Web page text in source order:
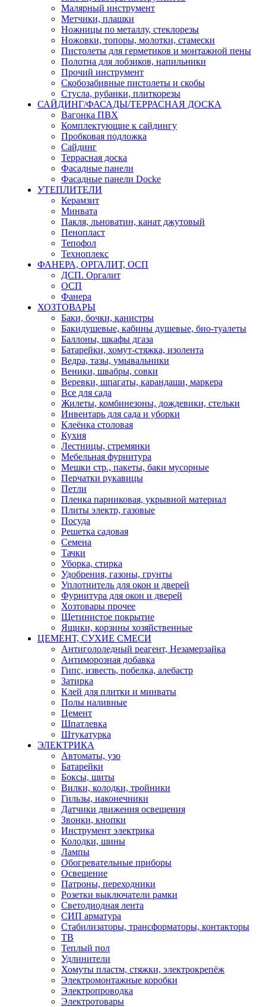
Малярный инструмент
Метчики, плашки
Ножницы по металлу, стеклорезы
Ножовки, топоры, молотки, стамески
Пистолеты для герметиков и монтажной пены
Полотна для лобзиков, напильники
Прочий инструмент
Скобозабивные пистолеты и скобы
Стусла, рубанки, плиткорезы
САЙДИНГ/ФАСАДЫ/ТЕРРАСНАЯ ДОСКА
Вагонка ПВХ
Комплектующие к сайдингу
Пробковая подложка
Сайдинг
Террасная доска
Фасадные панели
Фасадные панели Docke
УТЕПЛИТЕЛИ
Керамзит
Минвата
Пакля, льноватин, канат джутовый
Пенопласт
Тепофол
Техноплекс
ФАНЕРА, ОРГАЛИТ, ОСП
ДСП. Оргалит
ОСП
Фанера
ХОЗТОВАРЫ
Баки, бочки, канистры
Бакидушевые, кабины душевые, био-туалеты
Баллоны, шкафы дгаза
Батарейки, хомут-стяжка, изолента
Ведра, тазы, умывальники
Веники, швабры, совки
Веревки, шпагаты, карандаши, маркера
Все для сада
Жилеты, комбинезоны, дождевики, стельки
Инвентарь для сада и уборки
Клеёнка столовая
Кухня
Лестницы, стремянки
Мебельная фурнитура
Мешки стр., пакеты, баки мусорные
Перчатки рукавицы
Петли
Пленка парниковая, укрывной материал
Плиты электр, газовые
Посуда
Решетка садовая
Семена
Тачки
Уборка, стирка
Удобрения, газоны, грунты
Уплотнитель для окон и дверей
Фурнитура для окон и дверей
Хозтовары прочее
Щетинистое покрытие
Ящики, корзины хозяйственные
ЦЕМЕНТ, СУХИЕ СМЕСИ
Антигололедный реагент, Незамерзайка
Антиморозная добавка
Гипс, известь, побелка, алебастр
Затирка
Клей для плитки и минваты
Полы наливные
Цемент
Шпатлевка
Штукатурка
ЭЛЕКТРИКА
Автоматы, узо
Батарейки
Боксы, щиты
Вилки, колодки, тройники
Гильзы, наконечники
Датчики движения освещения
Звонки, кнопки
Инструмент электрика
Колодки, шины
Лампы
Обогревательные приборы
Освещение
Патроны, переходники
Розетки выключатели рамки
Светодиодная лента
СИП арматура
Стабилизаторы, трансформаторы, контакторы
ТВ
Теплый пол
Удлинители
Хомуты пластм, стяжки, электрокрепёж
Электромонтажные коробки
Электропроводка
Электротовары